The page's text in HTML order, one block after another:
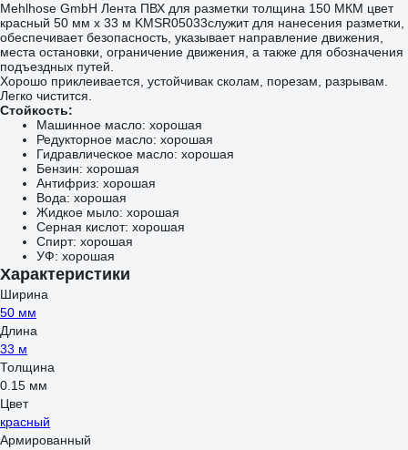
Mehlhose GmbH Лента ПВХ для разметки толщина 150 МКМ цвет
красный 50 мм х 33 м KMSR05033служит для нанесения разметки,
обеспечивает безопасность, указывает направление движения,
места остановки, ограничение движения, а также для обозначения
подъездных путей.
Хорошо приклеивается, устойчивак сколам, порезам, разрывам.
Легко чистится.
Стойкость:
Машинное масло: хорошая
Редукторное масло: хорошая
Гидравлическое масло: хорошая
Бензин: хорошая
Антифриз: хорошая
Вода: хорошая
Жидкое мыло: хорошая
Серная кислот: хорошая
Спирт: хорошая
УФ: хорошая
Характеристики
Ширина
50 мм
Длина
33 м
Толщина
0.15 мм
Цвет
красный
Армированный